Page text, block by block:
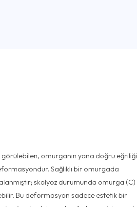
görülebilen, omurganın yana doğru eğriliği
Sağlıklı bir omurgada
skolyoz durumunda omurga (C)
Bu deformasyon sadece estetik bir